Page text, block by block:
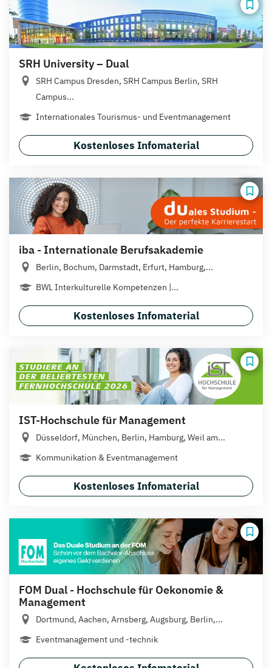
SRH University – Dual
SRH Campus Dresden, SRH Campus Berlin, SRH
Campus...
Internationales Tourismus- und Eventmanagement
Kostenloses Infomaterial
iba - Internationale Berufsakademie
Berlin, Bochum, Darmstadt, Erfurt, Hamburg,...
BWL Interkulturelle Kompetenzen |...
Kostenloses Infomaterial
IST-Hochschule für Management
Düsseldorf, München, Berlin, Hamburg, Weil am...
Kommunikation & Eventmanagement
Kostenloses Infomaterial
FOM Dual - Hochschule für Oekonomie &
Management
Dortmund, Aachen, Arnsberg, Augsburg, Berlin,...
Eventmanagement und -technik